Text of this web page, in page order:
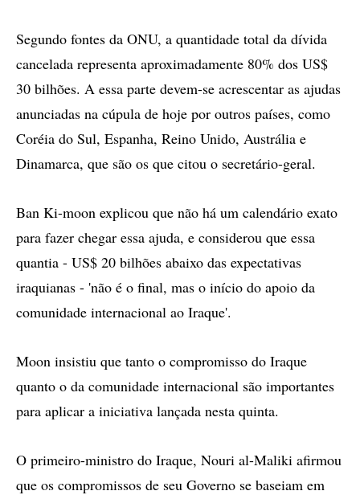
Segundo fontes da ONU, a quantidade total da dívida
cancelada representa aproximadamente 80% dos US$
30 bilhões. A essa parte devem-se acrescentar as ajudas
anunciadas na cúpula de hoje por outros países, como
Coréia do Sul, Espanha, Reino Unido, Austrália e
Dinamarca, que são os que citou o secretário-geral.
Ban Ki-moon explicou que não há um calendário exato
para fazer chegar essa ajuda, e considerou que essa
quantia - US$ 20 bilhões abaixo das expectativas
iraquianas - 'não é o final, mas o início do apoio da
comunidade internacional ao Iraque'.
Moon insistiu que tanto o compromisso do Iraque
quanto o da comunidade internacional são importantes
para aplicar a iniciativa lançada nesta quinta.
O primeiro-ministro do Iraque, Nouri al-Maliki afirmou
que os compromissos de seu Governo se baseiam em